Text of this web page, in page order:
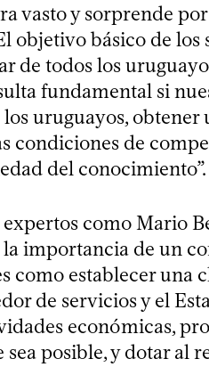
vasto y sorprende
objetivo básico de
de todos los
fundamental si
uruguayos,
condiciones de
del conocimiento”.
como Mario
la importancia de un
como establecer una
de servicios y el
económicas,
sea posible, y dotar al